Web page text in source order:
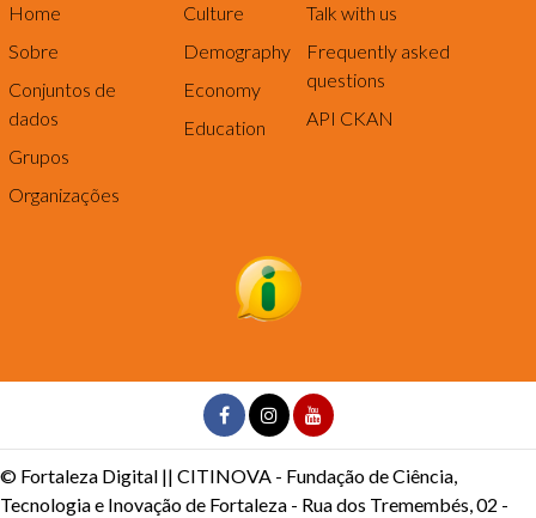
Home
Sobre
Conjuntos de
dados
Grupos
Organizações
Culture
Demography
Economy
Education
Talk with us
Frequently asked
questions
API CKAN
© Fortaleza Digital || CITINOVA - Fundação de Ciência,
Tecnologia e Inovação de Fortaleza - Rua dos Tremembés, 02 -